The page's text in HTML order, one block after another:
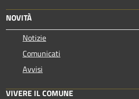
NOVITÀ
Notizie
Comunicati
Avvisi
VIVERE IL COMUNE